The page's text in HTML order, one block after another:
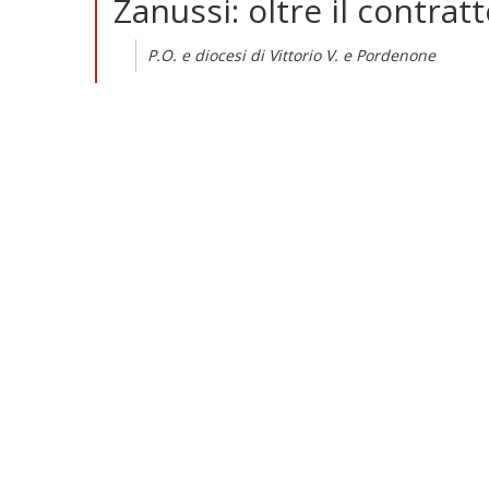
Zanussi: oltre il
P.O. e diocesi di Vittorio V. e Pordenone